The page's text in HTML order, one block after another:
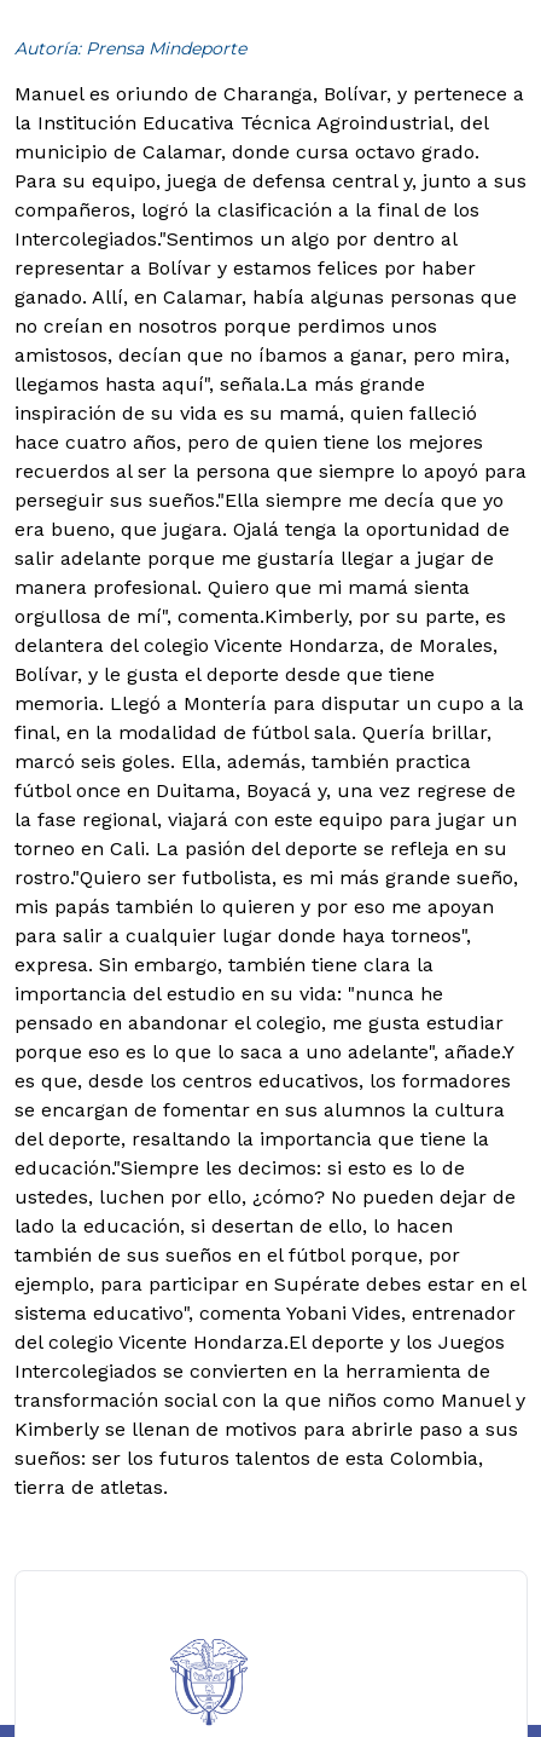
Autoría: Prensa Mindeporte
Manuel es oriundo de Charanga, Bolívar, y pertenece a
la Institución Educativa Técnica Agroindustrial, del
municipio de Calamar, donde cursa octavo grado.
Para su equipo, juega de defensa central y, junto a sus
compañeros, logró la clasificación a la final de los
Intercolegiados."Sentimos un algo por dentro al
representar a Bolívar y estamos felices por haber
ganado. Allí, en Calamar, había algunas personas que
no creían en nosotros porque perdimos unos
amistosos, decían que no íbamos a ganar, pero mira,
llegamos hasta aquí", señala.La más grande
inspiración de su vida es su mamá, quien falleció
hace cuatro años, pero de quien tiene los mejores
recuerdos al ser la persona que siempre lo apoyó para
perseguir sus sueños."Ella siempre me decía que yo
era bueno, que jugara. Ojalá tenga la oportunidad de
salir adelante porque me gustaría llegar a jugar de
manera profesional. Quiero que mi mamá sienta
orgullosa de mí", comenta.Kimberly, por su parte, es
delantera del colegio Vicente Hondarza, de Morales,
Bolívar, y le gusta el deporte desde que tiene
memoria. Llegó a Montería para disputar un cupo a la
final, en la modalidad de fútbol sala. Quería brillar,
marcó seis goles. Ella, además, también practica
fútbol once en Duitama, Boyacá y, una vez regrese de
la fase regional, viajará con este equipo para jugar un
torneo en Cali. La pasión del deporte se refleja en su
rostro."Quiero ser futbolista, es mi más grande sueño,
mis papás también lo quieren y por eso me apoyan
para salir a cualquier lugar donde haya torneos",
expresa. Sin embargo, también tiene clara la
importancia del estudio en su vida: "nunca he
pensado en abandonar el colegio, me gusta estudiar
porque eso es lo que lo saca a uno adelante", añade.Y
es que, desde los centros educativos, los formadores
se encargan de fomentar en sus alumnos la cultura
del deporte, resaltando la importancia que tiene la
educación."Siempre les decimos: si esto es lo de
ustedes, luchen por ello, ¿cómo? No pueden dejar de
lado la educación, si desertan de ello, lo hacen
también de sus sueños en el fútbol porque, por
ejemplo, para participar en Supérate debes estar en el
sistema educativo", comenta Yobani Vides, entrenador
del colegio Vicente Hondarza.El deporte y los Juegos
Intercolegiados se convierten en la herramienta de
transformación social con la que niños como Manuel y
Kimberly se llenan de motivos para abrirle paso a sus
sueños: ser los futuros talentos de esta Colombia,
tierra de atletas.